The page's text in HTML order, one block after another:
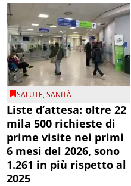
SALUTE,SANITÀ
Liste d’attesa: oltre 22
mila 500 richieste di
prime visite nei primi
6 mesi del 2026, sono
1.261 in più rispetto al
2025